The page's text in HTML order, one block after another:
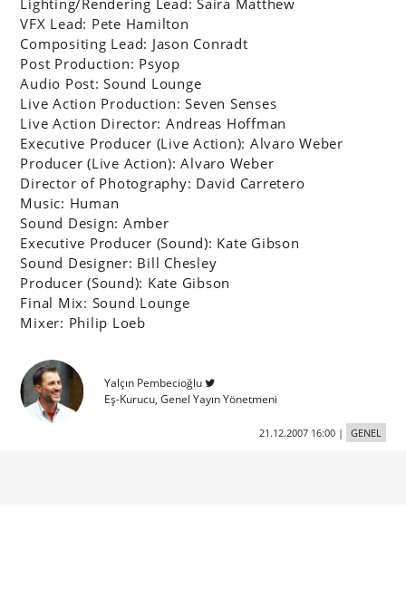
Lighting/Rendering Lead: Saira Matthew
VFX Lead: Pete Hamilton
Compositing Lead: Jason Conradt
Post Production: Psyop
Audio Post: Sound Lounge
Live Action Production: Seven Senses
Live Action Director: Andreas Hoffman
Executive Producer (Live Action): Alvaro Weber
Producer (Live Action): Alvaro Weber
Director of Photography: David Carretero
Music: Human
Sound Design: Amber
Executive Producer (Sound): Kate Gibson
Sound Designer: Bill Chesley
Producer (Sound): Kate Gibson
Final Mix: Sound Lounge
Mixer: Philip Loeb
Yalçın Pembecioğlu
Eş-Kurucu, Genel Yayın Yönetmeni
21.12.2007 16:00| GENEL